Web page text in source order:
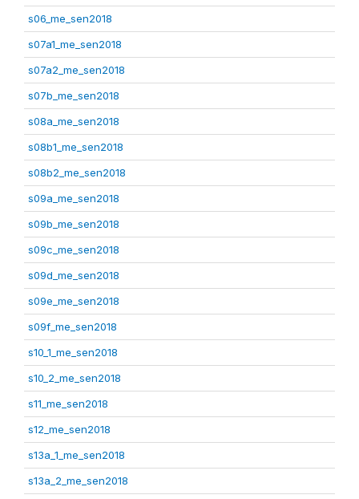
s06_me_sen2018
s07a1_me_sen2018
s07a2_me_sen2018
s07b_me_sen2018
s08a_me_sen2018
s08b1_me_sen2018
s08b2_me_sen2018
s09a_me_sen2018
s09b_me_sen2018
s09c_me_sen2018
s09d_me_sen2018
s09e_me_sen2018
s09f_me_sen2018
s10_1_me_sen2018
s10_2_me_sen2018
s11_me_sen2018
s12_me_sen2018
s13a_1_me_sen2018
s13a_2_me_sen2018